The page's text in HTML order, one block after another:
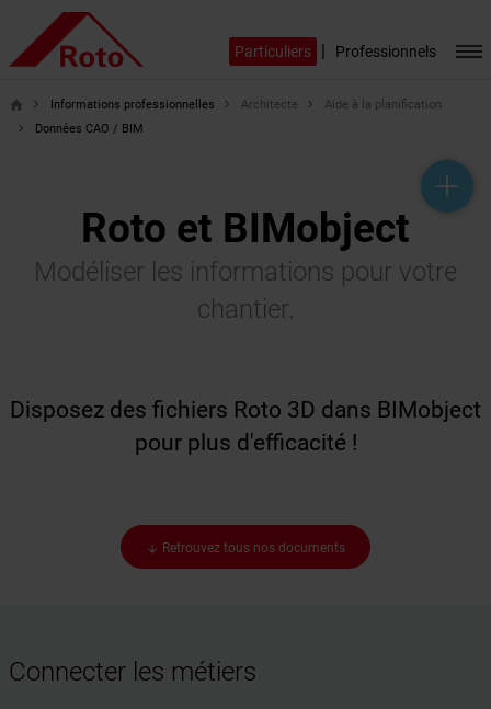
Particuliers | Professionnels
help_outline
headset_mic
mail_outline
home Informations professionnelles Architecte
Aide à la planification
Données CAO / BIM
Roto et BIMobject
Modéliser les informations pour votre
chantier.
Disposez des fichiers Roto 3D dans BIMobject
pour plus d'efficacité !
arrow_downward Retrouvez tous nos documents
Connecter les métiers